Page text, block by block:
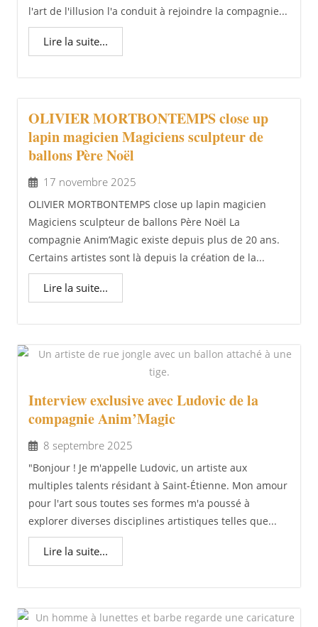
l'art de l'illusion l'a conduit à rejoindre la compagnie...
Lire la suite...
OLIVIER MORTBONTEMPS close up
lapin magicien Magiciens sculpteur de
ballons Père Noël
17 novembre 2025
OLIVIER MORTBONTEMPS close up lapin magicien
Magiciens sculpteur de ballons Père Noël La
compagnie Anim’Magic existe depuis plus de 20 ans.
Certains artistes sont là depuis la création de la...
Lire la suite...
Interview exclusive avec Ludovic de la
compagnie Anim’Magic
8 septembre 2025
"Bonjour ! Je m'appelle Ludovic, un artiste aux
multiples talents résidant à Saint-Étienne. Mon amour
pour l'art sous toutes ses formes m'a poussé à
explorer diverses disciplines artistiques telles que...
Lire la suite...